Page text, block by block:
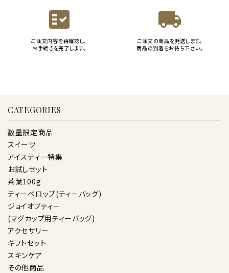
fact_check
ご注文内容を再確認し、
お手続きを完了します。
local_shipping
ご注文の商品を発送します。
商品の到着をお待ち下さい。
CATEGORIES
数量限定商品
スイーツ
アイスティー特集
お試しセット
茶葉100g
ティーベロップ(ティーバッグ)
ジョイオブティー
(マグカップ用ティーバッグ)
アクセサリー
ギフトセット
スキンケア
その他商品